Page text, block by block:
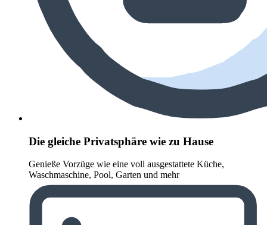
Die gleiche Privatsphäre wie zu Hause
Genieße Vorzüge wie eine voll ausgestattete Küche,
Waschmaschine, Pool, Garten und mehr